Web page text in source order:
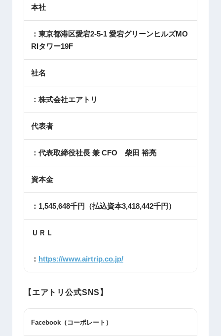
本社
：東京都港区愛宕2-5-1 愛宕グリーンヒルズMO
RIタワー19F
社名
：株式会社エアトリ
代表者
：代表取締役社長 兼 CFO 柴田 裕亮
資本金
：1,545,648千円（払込資本3,418,442千円）
ＵＲＬ
： https://www.airtrip.co.jp/
【エアトリ公式SNS】
Facebook （コーポレート）